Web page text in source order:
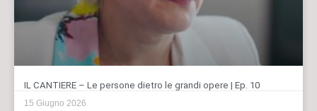
IL CANTIERE – Le persone dietro le grandi opere | Ep. 10
15 Giugno 2026